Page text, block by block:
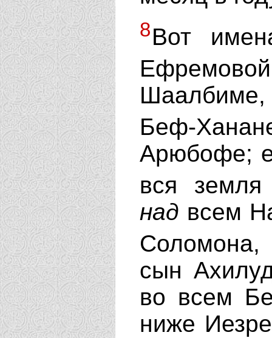
8Вот
Шаалбиме,
Беф-
Арюбофе;
вся
над всем
сын
во всем
ниже